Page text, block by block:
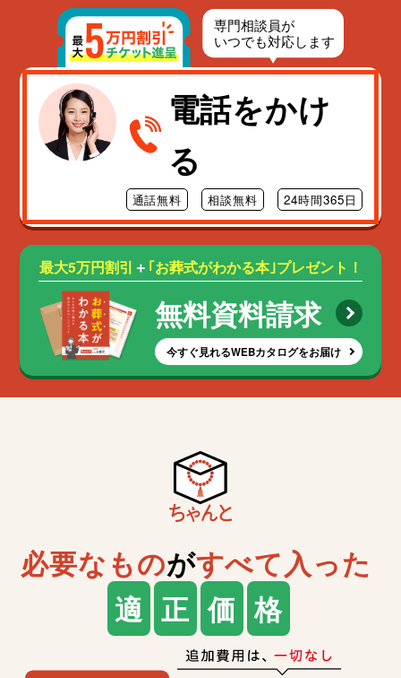
電話をかけ
る
通話無料 相談無料 24時間365日
最大5万円割引 ＋ ｢お葬式がわかる本｣プレゼント！
無料資料請求
今すぐ見れるWEBカタログをお届け
必要なものがすべて入った
適 正 価 格